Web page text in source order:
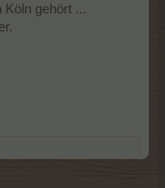
Köln gehört ...